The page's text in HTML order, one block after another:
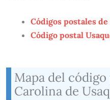
Códigos postales de
Código postal
Mapa del
Carolina de